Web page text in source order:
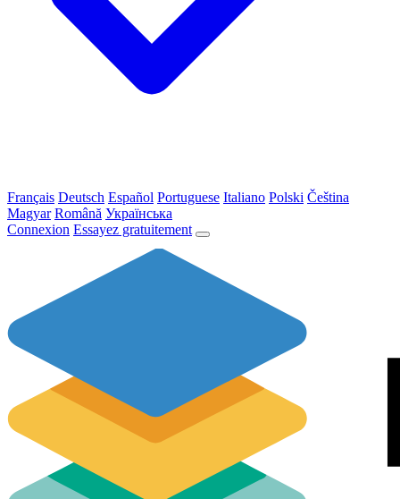
Français Deutsch Español Portuguese Italiano Polski Čeština
Magyar Română Українська
Connexion Essayez gratuitement